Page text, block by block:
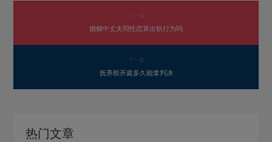
上一篇
婚姻中丈夫同性恋算出轨行为吗
下一篇
抚养权开庭多久能拿判决
热门文章